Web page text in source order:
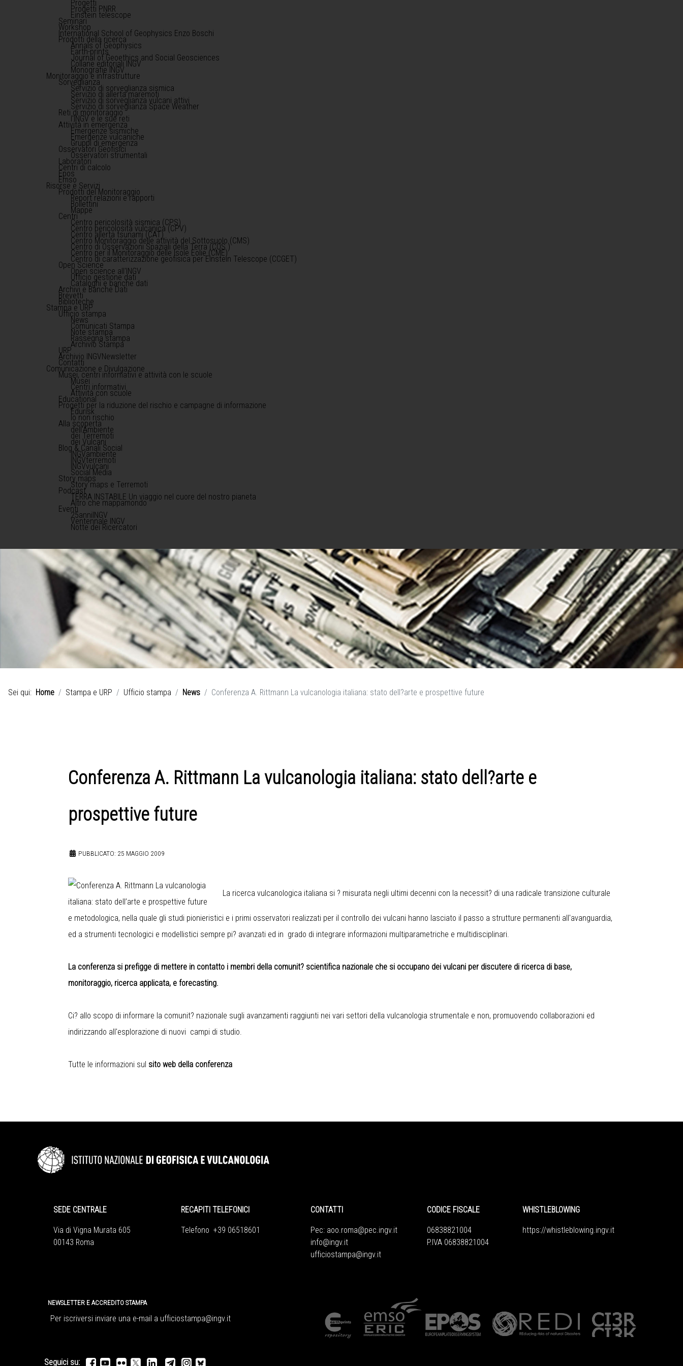
Progetti
Progetti PNRR
Einstein telescope
Seminari
Workshop
International School of Geophysics Enzo Boschi
Prodotti della ricerca
Annals of Geophysics
Earth-prints
Journal of Geoethics and Social Geosciences
Collane editoriali INGV
Monografie INGV
Monitoraggio e infrastrutture
Sorveglianza
Servizio di sorveglianza sismica
Servizio di allerta maremoti
Servizio di sorveglianza vulcani attivi
Servizio di sorveglianza Space Weather
Reti di monitoraggio
l'INGV e le sue reti
Attività in emergenza
Emergenze sismiche
Emergenze vulcaniche
Gruppi di emergenza
Osservatori Geofisici
Osservatori strumentali
Laboratori
Centri di calcolo
Epos
Emso
Risorse e Servizi
Prodotti del Monitoraggio
Report relazioni e rapporti
Bollettini
Mappe
Centri
Centro pericolosità sismica (CPS)
Centro pericolosità vulcanica (CPV)
Centro allerta tsunami (CAT)
Centro Monitoraggio delle attività del Sottosuolo (CMS)
Centro di Osservazioni Spaziali della Terra (COS )
Centro per il Monitoraggio delle Isole Eolie (CME)
Centro di caratterizzazione geofisica per Einstein Telescope (CCGET)
Open Science
Open science all'INGV
Ufficio gestione dati
Cataloghi e banche dati
Archivi e Banche Dati
Brevetti
Biblioteche
Stampa e URP
Ufficio stampa
News
Comunicati Stampa
Note stampa
Rassegna stampa
Archivio Stampa
URP
Archivio INGVNewsletter
Contatti
Comunicazione e Divulgazione
Musei, centri informativi e attività con le scuole
Musei
Centri informativi
Attività con scuole
Educational
Progetti per la riduzione del rischio e campagne di informazione
Edurisk
Io non rischio
Alla scoperta
dell'Ambiente
dei Terremoti
dei Vulcani
Blog & Canali Social
INGVambiente
INGVterremoti
INGVvulcani
Social Media
Story maps
Story maps e Terremoti
Podcast
TERRA INSTABILE Un viaggio nel cuore del nostro pianeta
Altro che mappamondo
Eventi
25anniINGV
Ventennale INGV
Notte dei Ricercatori
Sei qui: Home Stampa e URP Ufficio stampa News Conferenza A. Rittmann La vulcanologia italiana: stato dell?arte e prospettive future
Conferenza A. Rittmann La vulcanologia italiana: stato dell?arte e
prospettive future
PUBBLICATO: 25 MAGGIO 2009
La ricerca vulcanologica italiana si ? misurata negli ultimi decenni con la necessit? di una radicale transizione culturale
e metodologica, nella quale gli studi pionieristici e i primi osservatori realizzati per il controllo dei vulcani hanno lasciato il passo a strutture permanenti all'avanguardia,
ed a strumenti tecnologici e modellistici sempre pi? avanzati ed in grado di integrare informazioni multiparametriche e multidisciplinari.
La conferenza si prefigge di mettere in contatto i membri della comunit? scientifica nazionale che si occupano dei vulcani per discutere di ricerca di base,
monitoraggio, ricerca applicata, e forecasting.
Ci? allo scopo di informare la comunit? nazionale sugli avanzamenti raggiunti nei vari settori della vulcanologia strumentale e non, promuovendo collaborazioni ed
indirizzando all'esplorazione di nuovi campi di studio.
Tutte le informazioni sul sito web della conferenza
SEDE CENTRALE
Via di Vigna Murata 605
00143 Roma
RECAPITI TELEFONICI
Telefono +39 06518601
CONTATTI
Pec: aoo.roma@pec.ingv.it
info@ingv.it
ufficiostampa@ingv.it
CODICE FISCALE
06838821004
P.IVA 06838821004
WHISTLEBLOWING
https://whistleblowing.ingv.it
NEWSLETTER E ACCREDITO STAMPA
Per iscriversi inviare una e-mail a ufficiostampa@ingv.it
Seguici su: